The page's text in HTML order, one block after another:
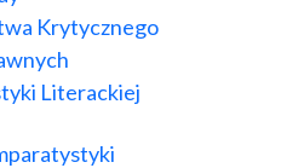
Krytycznego
Literackiej